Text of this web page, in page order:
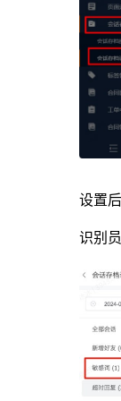
设置
识别